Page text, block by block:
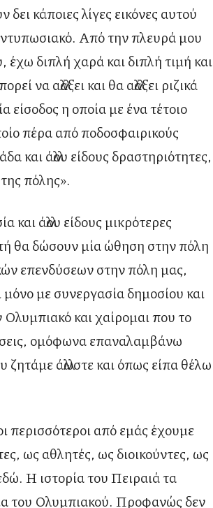
κάποιες λίγες εικόνες αυτού
Από την πλευρά μου
διπλή χαρά και διπλή τιμή και
αλλάξει και θα αλλάξει ριζικά
η οποία με ένα τέτοιο
πέρα από ποδοσφαιρικούς
και άλλου είδους δραστηριότητες,
πόλης».
άλλου είδους μικρότερες
θα δώσουν μία ώθηση στην πόλη
επενδύσεων στην πόλη μας,
μόνο με συνεργασία δημοσίου και
Ολυμπιακό και χαίρομαι που το
ομόφωνα επαναλαμβάνω
ζητάμε άλλωστε και όπως είπα θέλω
περισσότεροι από εμάς έχουμε
ως αθλητές, ως διοικούντες, ως
Η ιστορία του Πειραιά τα
του Ολυμπιακού. Προφανώς δεν